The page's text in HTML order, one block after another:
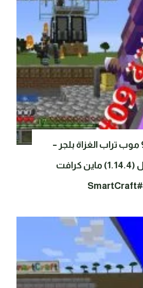
الحلقة #9 موب تراب الغزاة بلجر –
سرفايفل (1.14.4) ماين كرافت
#SmartCraft